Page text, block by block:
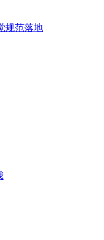
规范落地